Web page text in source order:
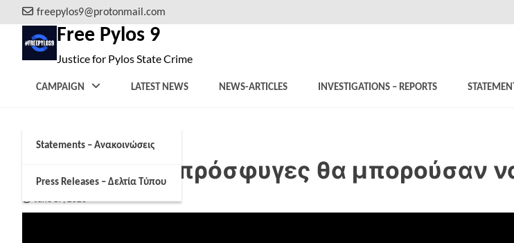
to
content
freepylos9@protonmail.com
Free Pylos 9
Justice for Pylos State Crime
CAMPAIGN
Statements – Ανακοινώσεις
Press Releases – Δελτία Τύπου
LATEST NEWS NEWS-ARTICLES INVESTIGATIONS – REPORTS
Ναυάγιο: «Οι πρόσφυγες θα μπορούσαν
June 17, 2023